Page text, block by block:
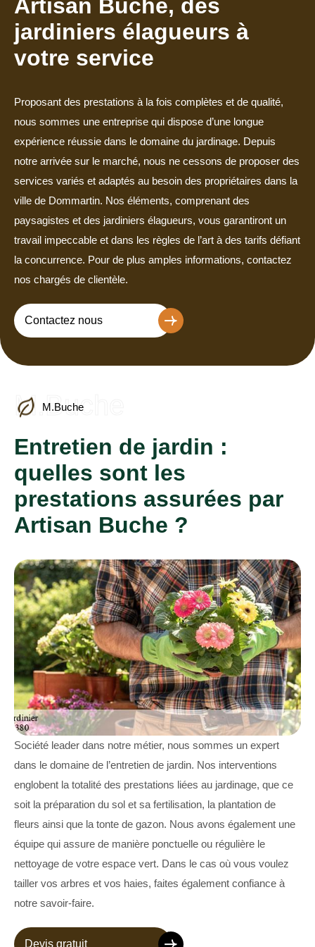
Artisan Buche, des
jardiniers élagueurs à
votre service
Proposant des prestations à la fois complètes et de qualité,
nous sommes une entreprise qui dispose d’une longue
expérience réussie dans le domaine du jardinage. Depuis
notre arrivée sur le marché, nous ne cessons de proposer des
services variés et adaptés au besoin des propriétaires dans la
ville de Dommartin. Nos éléments, comprenant des
paysagistes et des jardiniers élagueurs, vous garantiront un
travail impeccable et dans les règles de l’art à des tarifs défiant
la concurrence. Pour de plus amples informations, contactez
nos chargés de clientèle.
Contactez nous
M.Buche
M.Buche
Entretien de jardin :
quelles sont les
prestations assurées par
Artisan Buche ?
Société leader dans notre métier, nous sommes un expert
dans le domaine de l’entretien de jardin. Nos interventions
englobent la totalité des prestations liées au jardinage, que ce
soit la préparation du sol et sa fertilisation, la plantation de
fleurs ainsi que la tonte de gazon. Nous avons également une
équipe qui assure de manière ponctuelle ou régulière le
nettoyage de votre espace vert. Dans le cas où vous voulez
tailler vos arbres et vos haies, faites également confiance à
notre savoir-faire.
Devis gratuit